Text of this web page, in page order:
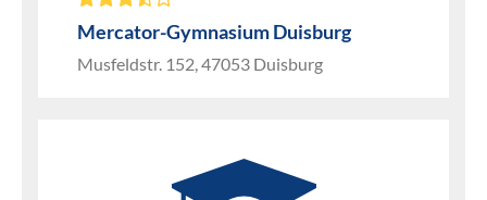
Mercator-Gymnasium Duisburg
Musfeldstr. 152, 47053 Duisburg